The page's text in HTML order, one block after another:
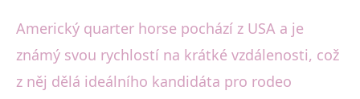
Americký quarter horse pochází z USA a je
známý svou rychlostí na krátké vzdálenosti, což
z něj dělá ideálního kandidáta pro rodeo